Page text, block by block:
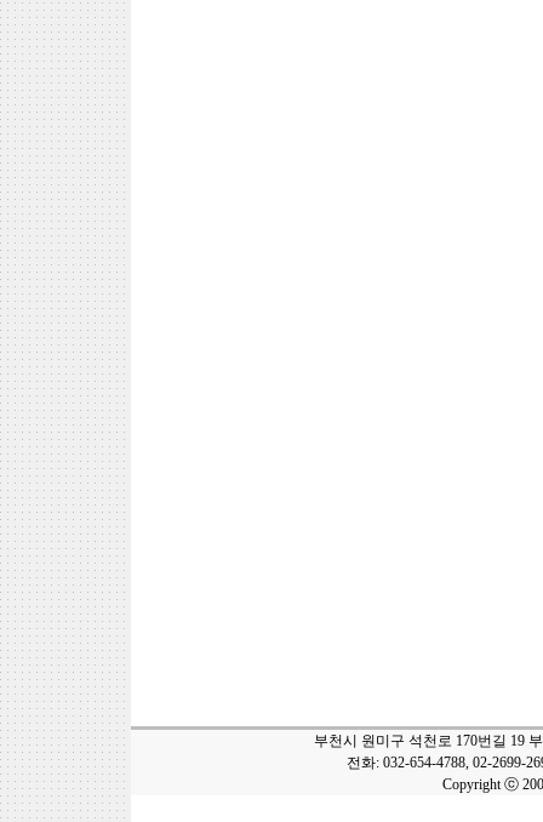
부천시 원미구 석천로 170번길 19
전화: 032-654-4788, 02-2699-
Copyright ⓒ